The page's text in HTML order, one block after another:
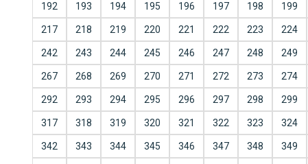
192 193 194 195 196 197 198 199
217 218 219 220 221 222 223 224
242 243 244 245 246 247 248 249
267 268 269 270 271 272 273 274
292 293 294 295 296 297 298 299
317 318 319 320 321 322 323 324
342 343 344 345 346 347 348 349